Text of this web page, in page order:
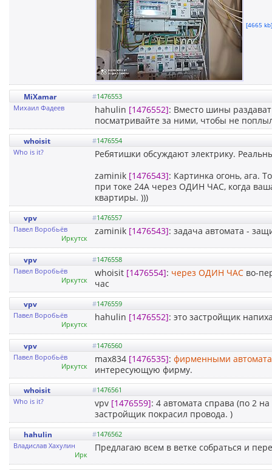
[4665
MiXamar #1476553
Михаил Фадеев
hahulin [1476552]: Вместо шины
посматривайте за ними, чтобы не
whoisit #1476554
Who is it?
Ребятишки обсуждают электрику.
zaminik [1476543]: Картинка огонь, ага.
при токе 24А через ОДИН ЧАС, когда
квартиры. )))
vpv #1476557
Павел Воробьёв
Иркутск
zaminik [1476543]: задача автомата -
vpv #1476558
Павел Воробьёв
Иркутск
whoisit [1476554]: через ОДИН ЧАС во-
час
vpv #1476559
Павел Воробьёв
Иркутск
hahulin [1476552]: это застройщик
vpv #1476560
Павел Воробьёв
Иркутск
max834 [1476535]: фирменными
интересующую фирму.
whoisit #1476561
Who is it?
vpv [1476559]: 4 автомата справа (по 2
застройщик покрасил провода. )
hahulin #1476562
Владислав Хахулин
Ирк
Предлагаю всем в ветке собраться и